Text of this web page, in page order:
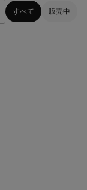
すべて 販売中